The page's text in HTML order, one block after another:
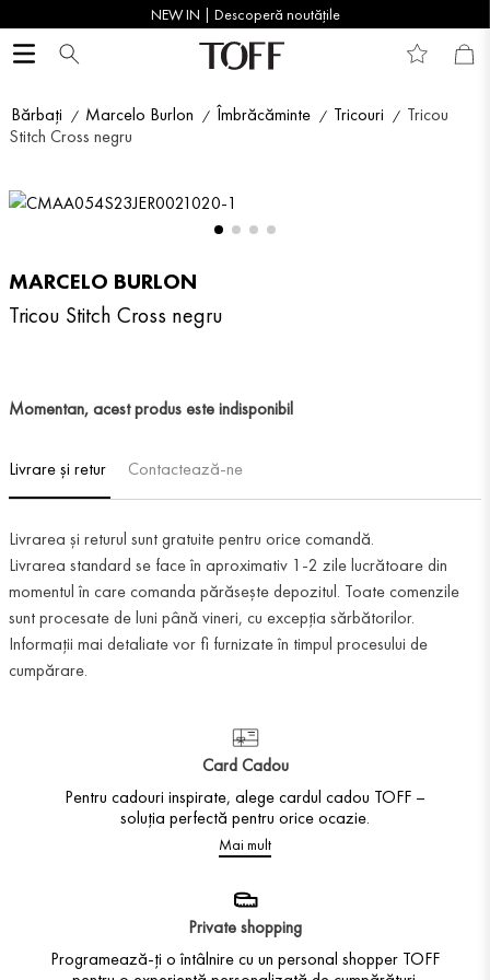
NEW IN | Descoperă noutățile
Bărbați Marcelo Burlon Îmbrăcăminte Tricouri
Tricou
Stitch Cross negru
MARCELO BURLON
Tricou Stitch Cross negru
Momentan, acest produs este indisponibil
Livrare și retur Contactează-ne
Livrarea și returul sunt gratuite pentru orice comandă.
Livrarea standard se face în aproximativ 1-2 zile lucrătoare din
momentul în care comanda părăsește depozitul. Toate comenzile
sunt procesate de luni până vineri, cu excepția sărbătorilor.
Informații mai detaliate vor fi furnizate în timpul procesului de
cumpărare.
Card Cadou
Pentru cadouri inspirate, alege cardul cadou TOFF –
soluția perfectă pentru orice ocazie.
Mai mult
Private shopping
Programează-ți o întâlnire cu un personal shopper TOFF